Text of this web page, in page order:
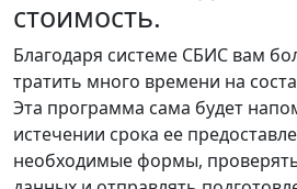
стоимость.
Благодаря системе СБИС вам
тратить много времени на
Эта программа сама будет
истечении срока ее
необходимые формы,